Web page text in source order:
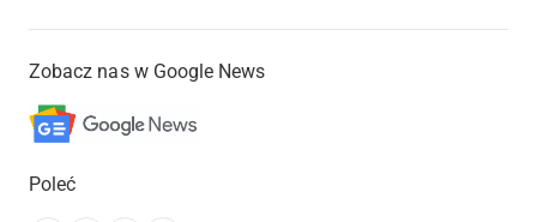
Zobacz nas w Google News
Poleć